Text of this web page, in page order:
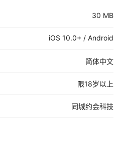
30 MB
iOS 10.0+ / Android
简体中文
限18岁以上
同城约会科技